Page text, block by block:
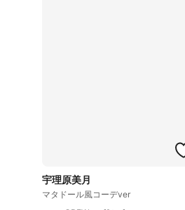
宇理原美月
マタドール風コーデver